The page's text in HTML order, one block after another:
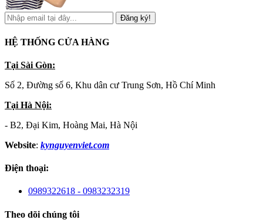
Đăng ký!
HỆ THỐNG CỬA HÀNG
Tại Sài Gòn:
Số 2, Đường số 6, Khu dân cư Trung Sơn, Hồ Chí Minh
Tại Hà Nội:
- B2, Đại Kim, Hoàng Mai, Hà Nội
Website: kynguyenviet.com
Điện thoại:
0989322618 - 0983232319
Theo dõi chúng tôi